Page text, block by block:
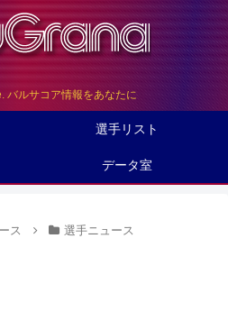
バルサコア情報をあなたに
選手リスト
データ室
ス 選手ニュース